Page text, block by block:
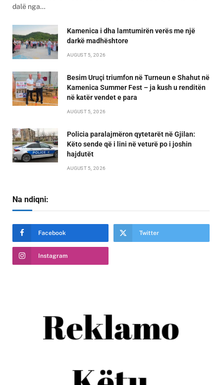
dalë nga…
Kamenica i dha lamtumirën verës me një
darkë madhështore
AUGUST 5, 2026
Besim Uruçi triumfon në Turneun e Shahut në
Kamenica Summer Fest – ja kush u renditën
në katër vendet e para
AUGUST 5, 2026
Policia paralajmëron qytetarët në Gjilan:
Këto sende që i lini në veturë po i joshin
hajdutët
AUGUST 5, 2026
Na ndiqni:
Facebook Twitter
Instagram